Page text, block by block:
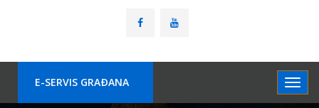
E-SERVIS GRAÐANA